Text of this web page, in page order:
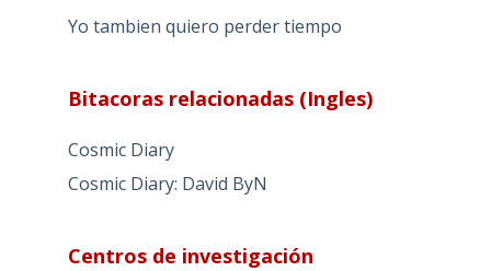
Yo tambien quiero perder tiempo
Bitacoras relacionadas (Ingles)
Cosmic Diary
Cosmic Diary: David ByN
Centros de investigación